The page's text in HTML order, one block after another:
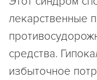
лекарственные
средства.
избыточное